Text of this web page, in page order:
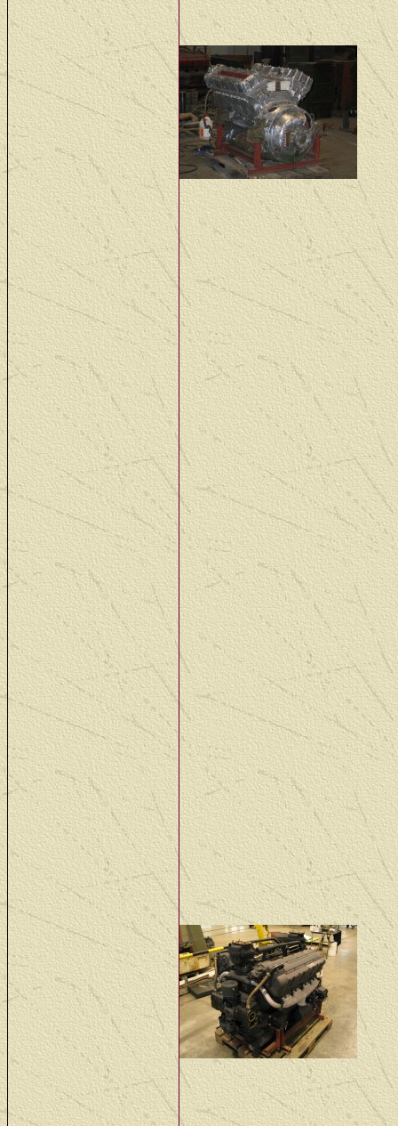
all the vital parts so
02
alle
Cleaning and striping
magneto's and the
20 - 27 okt: De motor
het er grijs uit, maar
The engine has its
really black.
30 okt - 24 nov: Heel
motor verder gewerkt.
en dan hopen we een
The engine is almost
hope that we can take
27 nov - 1 dec: De
teststand bouwen heeft
het testdraaien zal
The connection of the
stand takes longer than
4 dec - 8 dec: Een
vervangen worden. De
vertrouwen, ze heeft
No test run this week,
spare pump gives us
11 - 13 dec: Tweede
letterlijk. Een van de
moet vervangen
14
maanden werk